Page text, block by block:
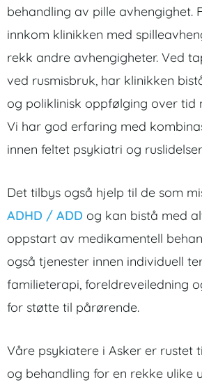
behandling av pille avhengighet.
innkom klinikken med
rekk andre avhengigheter. Ved
ved rusmisbruk, har klinikken
og poliklinisk oppfølging over tid
Vi har god erfaring med
innen feltet psykiatri og
Det tilbys også hjelp til de som
ADHD / ADD og kan bistå med
oppstart av medikamentell
også tjenester innen individuell
familieterapi, foreldreveiledning
for støtte til pårørende.
Våre psykiatere i Asker er rustet
og behandling for en rekke ulike